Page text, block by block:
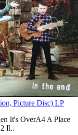
Picture Disc) LP
It's OverA4 A Place
Il..